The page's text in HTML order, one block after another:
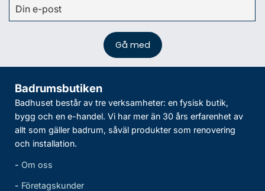
Badrumsbutiken
Badhuset består av tre verksamheter: en fysisk butik,
bygg och en e-handel. Vi har mer än 30 års erfarenhet av
allt som gäller badrum, såväl produkter som renovering
och installation.
- Om oss
- Företagskunder